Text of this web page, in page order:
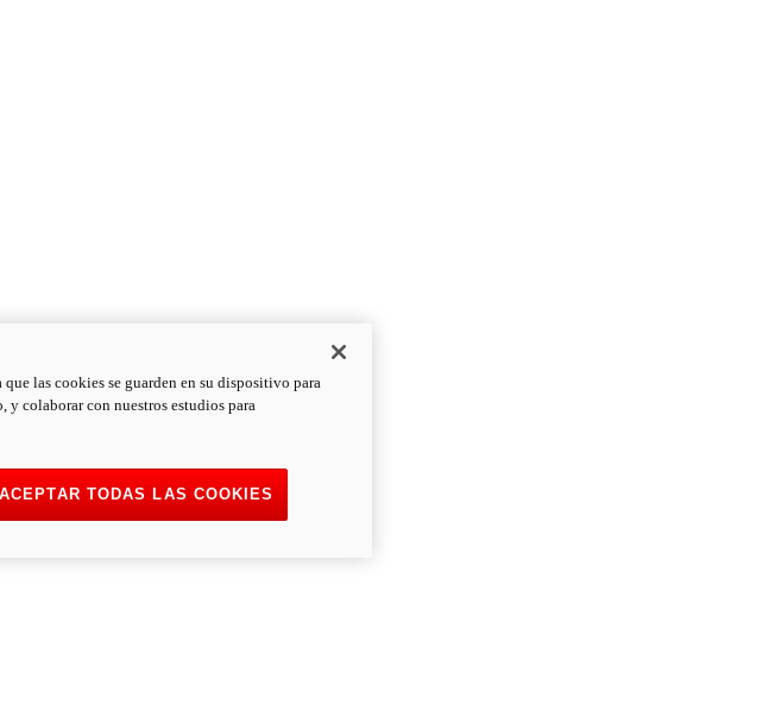
las cookies se guarden en su dispositivo para
colaborar con nuestros estudios para
ACEPTAR TODAS LAS COOKIES